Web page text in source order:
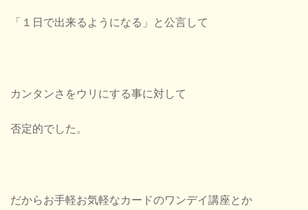
「１日で出来るようになる」と公言して
カンタンさをウリにする事に対して
否定的でした。
だからお手軽お気軽なカードのワンデイ講座とか